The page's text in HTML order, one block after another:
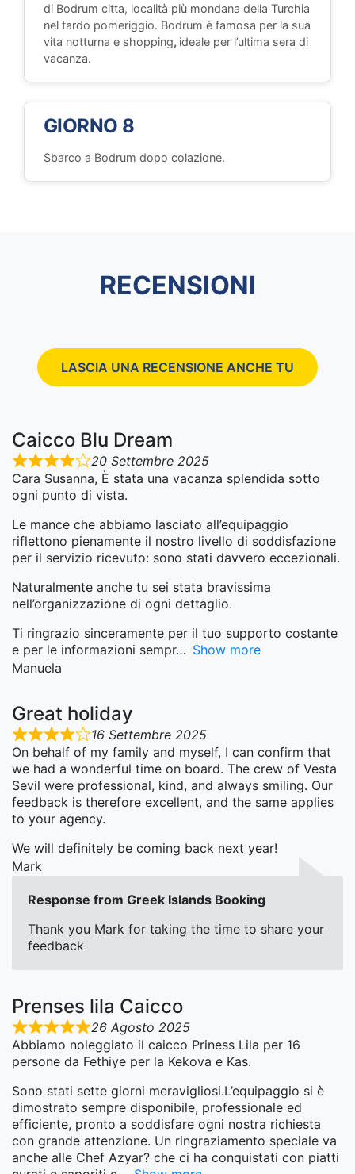
di Bodrum citta, località più mondana della Turchia
nel tardo pomeriggio. Bodrum è famosa per la sua
vita notturna e shopping, ideale per l’ultima sera di
vacanza.
GIORNO 8
Sbarco a Bodrum dopo colazione.
RECENSIONI
LASCIA UNA RECENSIONE ANCHE TU
Caicco Blu Dream
20 Settembre 2025
Cara Susanna, È stata una vacanza splendida sotto
ogni punto di vista.
Le mance che abbiamo lasciato all’equipaggio
riflettono pienamente il nostro livello di soddisfazione
per il servizio ricevuto: sono stati davvero eccezionali.
Naturalmente anche tu sei stata bravissima
nell’organizzazione di ogni dettaglio.
Ti ringrazio sinceramente per il tuo supporto costante
e per le informazioni sempr
Show more
Manuela
Great holiday
16 Settembre 2025
On behalf of my family and myself, I can confirm that
we had a wonderful time on board. The crew of Vesta
Sevil were professional, kind, and always smiling. Our
feedback is therefore excellent, and the same applies
to your agency.
We will definitely be coming back next year!
Mark
Response from Greek Islands Booking
Thank you Mark for taking the time to share your
feedback
Prenses lila Caicco
26 Agosto 2025
Abbiamo noleggiato il caicco Priness Lila per 16
persone da Fethiye per la Kekova e Kas.
Sono stati sette giorni meravigliosi.L’equipaggio si è
dimostrato sempre disponibile, professionale ed
efficiente, pronto a soddisfare ogni nostra richiesta
con grande attenzione. Un ringraziamento speciale va
anche alle Chef Azyar? che ci ha conquistati con piatti